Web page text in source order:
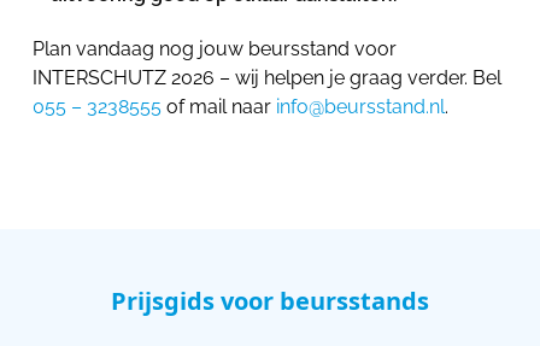
Plan vandaag nog jouw beursstand voor
INTERSCHUTZ 2026 – wij helpen je graag verder. Bel
055 – 3238555 of mail naar info@beursstand.nl.
Prijsgids voor beursstands